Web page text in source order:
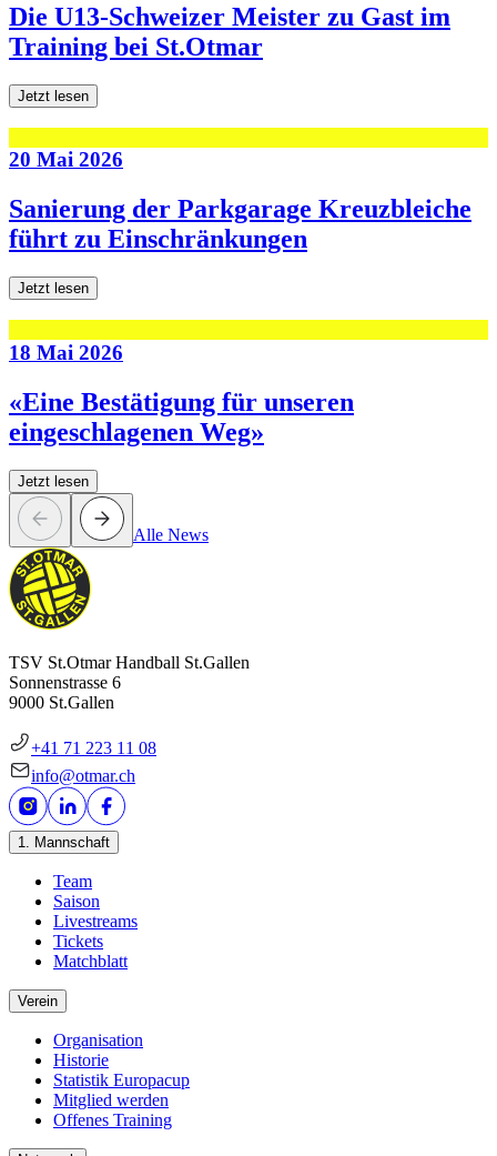
Die U13-Schweizer Meister zu Gast im
Training bei St.Otmar
Jetzt lesen
20 Mai 2026
Sanierung der Parkgarage Kreuzbleiche
führt zu Einschränkungen
Jetzt lesen
18 Mai 2026
«Eine Bestätigung für unseren
eingeschlagenen Weg»
Jetzt lesen
Alle News
TSV St.Otmar Handball St.Gallen
Sonnenstrasse 6
9000 St.Gallen
+41 71 223 11 08
info@otmar.ch
1. Mannschaft
Team
Saison
Livestreams
Tickets
Matchblatt
Verein
Organisation
Historie
Statistik Europacup
Mitglied werden
Offenes Training